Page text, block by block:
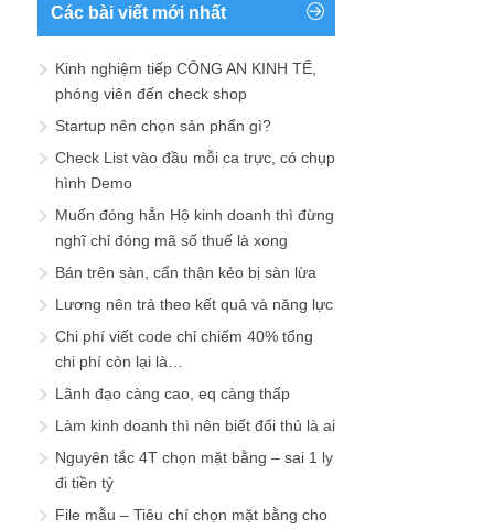
Các bài viết mới nhất
Kinh nghiệm tiếp CÔNG AN KINH TẾ,
phóng viên đến check shop
Startup nên chọn sản phẩn gì?
Check List vào đầu mỗi ca trực, có chụp
hình Demo
Muốn đóng hẳn Hộ kinh doanh thì đừng
nghĩ chỉ đóng mã số thuế là xong
Bán trên sàn, cẩn thận kẻo bị sàn lừa
Lương nên trả theo kết quả và năng lực
Chi phí viết code chỉ chiếm 40% tổng
chi phí còn lại là…
Lãnh đạo càng cao, eq càng thấp
Làm kinh doanh thì nên biết đối thủ là ai
Nguyên tắc 4T chọn mặt bằng – sai 1 ly
đi tiền tỷ
File mẫu – Tiêu chí chọn mặt bằng cho